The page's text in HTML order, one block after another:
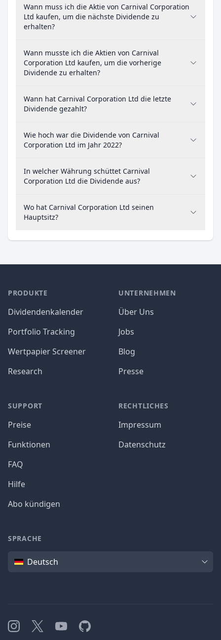
Wann muss ich die Aktie von Carnival Corporation
Ltd kaufen, um die nächste Dividende zu
erhalten?
Wann musste ich die Aktien von Carnival
Corporation Ltd kaufen, um die vorherige
Dividende zu erhalten?
Wann hat Carnival Corporation Ltd die letzte
Dividende gezahlt?
Wie hoch war die Dividende von Carnival
Corporation Ltd im Jahr 2022?
In welcher Währung schüttet Carnival
Corporation Ltd die Dividende aus?
Wo hat Carnival Corporation Ltd seinen
Hauptsitz?
PRODUKTE
Dividendenkalender
Portfolio Tracking
Wertpapier Screener
Research
SUPPORT
Preise
Funktionen
FAQ
Hilfe
Abo kündigen
UNTERNEHMEN
Über Uns
Jobs
Blog
Presse
RECHTLICHES
Impressum
Datenschutz
SPRACHE
SpracheDeutsch
Instagram
X YouTubeGitHub